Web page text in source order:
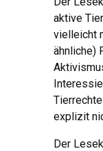
aktive
vielleicht
ähnliche)
explizit
Der